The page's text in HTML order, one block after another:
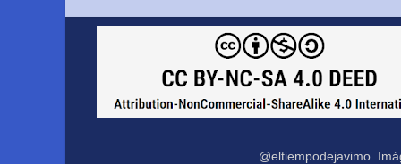
@eltiempodejavimo.